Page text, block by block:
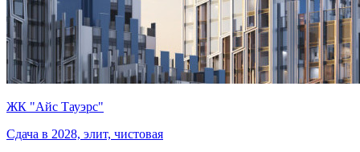
ЖК "Айс Тауэрс"
Сдача в 2028, элит, чистовая